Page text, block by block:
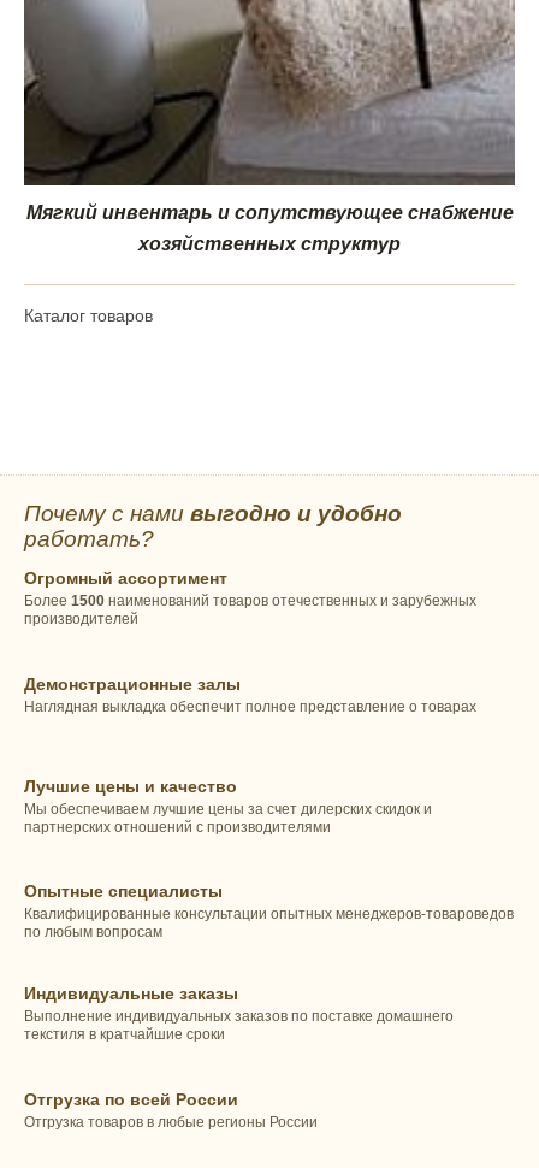
Мягкий инвентарь и сопутствующее снабжение
хозяйственных структур
Каталог товаров
Почему с нами выгодно и удобно
работать?
Огромный ассортимент
Более 1500 наименований товаров отечественных и зарубежных
производителей
Демонстрационные залы
Наглядная выкладка обеспечит полное представление о товарах
Лучшие цены и качество
Мы обеспечиваем лучшие цены за счет дилерских скидок и
партнерских отношений с производителями
Опытные специалисты
Квалифицированные консультации опытных менеджеров-товароведов
по любым вопросам
Индивидуальные заказы
Выполнение индивидуальных заказов по поставке домашнего
текстиля в кратчайшие сроки
Отгрузка по всей России
Отгрузка товаров в любые регионы России